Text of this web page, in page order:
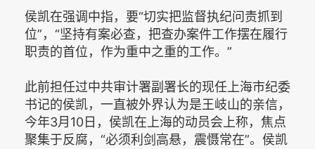
侯凯在强调中指，要“切实把监督执纪问责抓到
位”，“坚持有案必查，把查办案件工作摆在履行
职责的首位，作为重中之重的工作。”
此前担任过中共审计署副署长的现任上海市纪委
书记的侯凯，一直被外界认为是王岐山的亲信，
今年3月10日，侯凯在上海的动员会上称，焦点
聚集于反腐，“必须利剑高悬，震慑常在”。侯凯